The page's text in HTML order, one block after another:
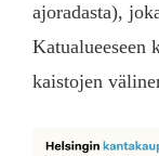
ajoradasta),
Katualueeseen
kaistojen